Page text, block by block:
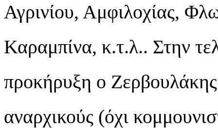
Αγρινίου, Αμφιλοχίας,
Καραμπίνα, κ.τ.λ.. Στην
προκήρυξη ο
αναρχικούς (όχι